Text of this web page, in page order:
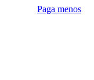
Paga menos